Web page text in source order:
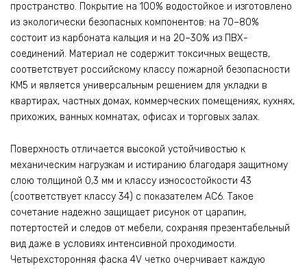
пространство. Покрытие на 100% водостойкое и изготовлено
из экологически безопасных компонентов: на 70–80%
состоит из карбоната кальция и на 20–30% из ПВХ-
соединений. Материал не содержит токсичных веществ,
соответствует российскому классу пожарной безопасности
КМ5 и является универсальным решением для укладки в
квартирах, частных домах, коммерческих помещениях, кухнях,
прихожих, ванных комнатах, офисах и торговых залах.
Поверхность отличается высокой устойчивостью к
механическим нагрузкам и истиранию благодаря защитному
слою толщиной 0,3 мм и классу износостойкости 43
(соответствует классу 34) с показателем AC6. Такое
сочетание надежно защищает рисунок от царапин,
потертостей и следов от мебели, сохраняя презентабельный
вид даже в условиях интенсивной проходимости.
Четырехсторонняя фаска 4V четко очерчивает каждую